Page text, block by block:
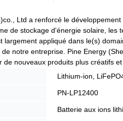
Ltd a renforcé le
de stockage d'énergie solaire,
largement appliqué dans le(s)
notre entreprise. Pine Energy
de nouveaux produits plus créatifs et
Lithium-ion,
PN-LP12400
Batterie aux ions